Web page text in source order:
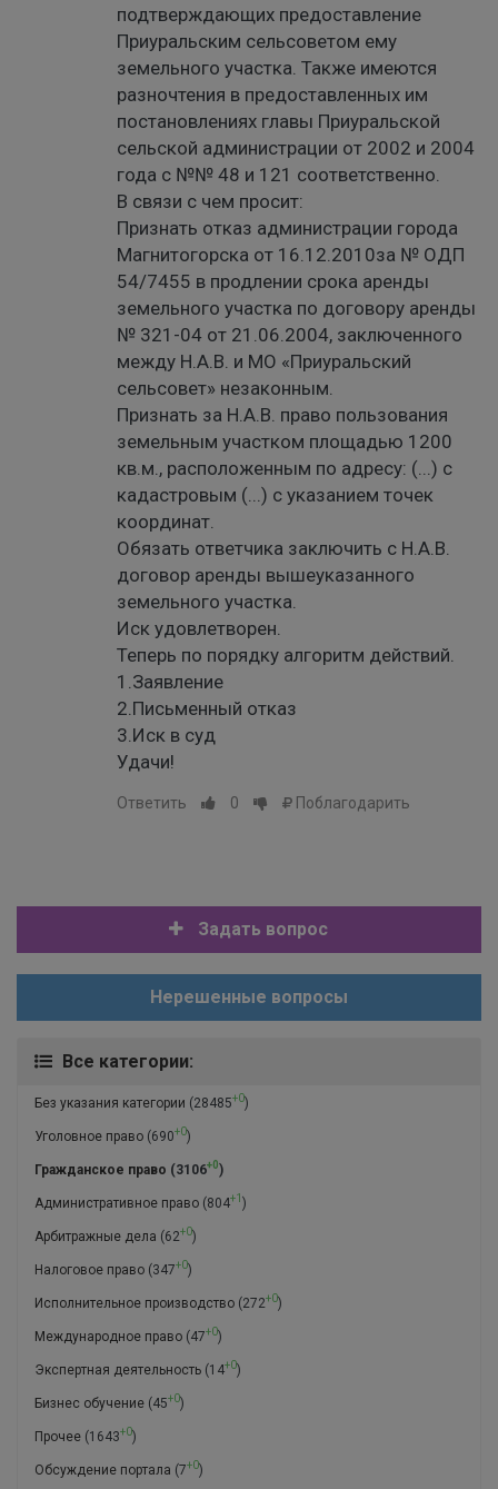
подтверждающих предоставление
Приуральским сельсоветом ему
земельного участка. Также имеются
разночтения в предоставленных им
постановлениях главы Приуральской
сельской администрации от 2002 и 2004
года с №№ 48 и 121 соответственно.
В связи с чем просит:
Признать отказ администрации города
Магнитогорска от 16.12.2010за № ОДП
54/7455 в продлении срока аренды
земельного участка по договору аренды
№ 321-04 от 21.06.2004, заключенного
между Н.А.В. и МО «Приуральский
сельсовет» незаконным.
Признать за Н.А.В. право пользования
земельным участком площадью 1200
кв.м., расположенным по адресу: (...) с
кадастровым (...) с указанием точек
координат.
Обязать ответчика заключить с Н.А.В.
договор аренды вышеуказанного
земельного участка.
Иск удовлетворен.
Теперь по порядку алгоритм действий.
1.Заявление
2.Письменный отказ
3.Иск в суд
Удачи!
Ответить 0 Поблагодарить
Задать вопрос
Нерешенные вопросы
Все категории:
Без указания категории (28485+0)
Уголовное право (690+0)
Гражданское право (3106+0)
Административное право (804+1 )
Арбитражные дела (62+0)
Налоговое право (347+0)
Исполнительное производство (272+0)
Международное право (47+0)
Экспертная деятельность (14+0)
Бизнес обучение (45+0)
Прочее (1643+0)
Обсуждение портала (7+0)